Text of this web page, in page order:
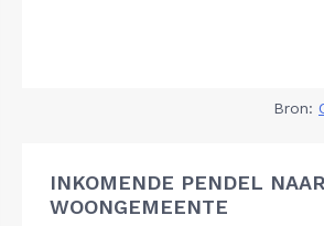
Bron:
INKOMENDE PENDEL NAAR
WOONGEMEENTE